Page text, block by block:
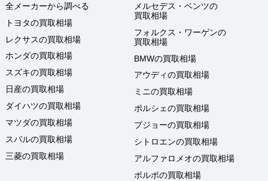
全メーカーから調べる
トヨタの買取相場
レクサスの買取相場
ホンダの買取相場
スズキの買取相場
日産の買取相場
ダイハツの買取相場
マツダの買取相場
スバルの買取相場
三菱の買取相場
メルセデス・ベンツの
買取相場
フォルクス・ワーゲンの
買取相場
BMWの買取相場
アウディの買取相場
ミニの買取相場
ポルシェの買取相場
プジョーの買取相場
シトロエンの買取相場
アルファロメオの買取相場
ボルボの買取相場